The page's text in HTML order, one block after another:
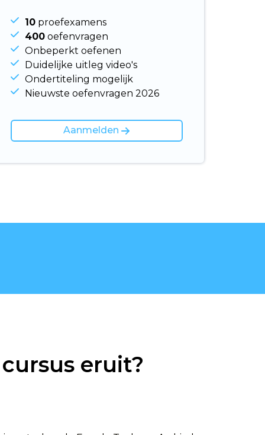
10proefexamens
400oefenvragen
Onbeperkt oefenen
Duidelijke uitleg video's
Ondertiteling mogelijk
Nieuwste oefenvragen 2026
Aanmelden
eruit?